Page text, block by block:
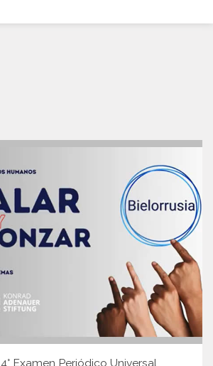
Examen Periódico Universal